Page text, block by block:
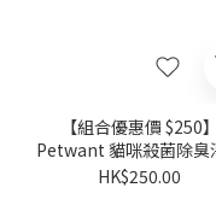
【組合優惠價 $250】
Petwant 貓咪殺菌除臭
器+薰衣草香薰片
HK$250.00